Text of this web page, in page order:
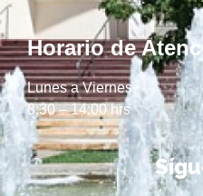
Horario de
Lunes a Viernes
8:30 – 14:00 hrs